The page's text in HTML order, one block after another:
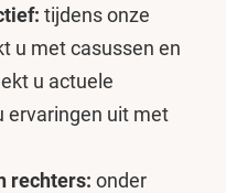
tijdens onze
u met casussen en
u actuele
ervaringen uit met
rechters: onder